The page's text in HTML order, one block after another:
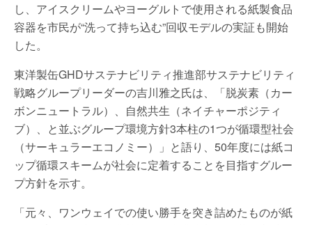
し、アイスクリームやヨーグルトで使用される紙製食品
容器を市民が“洗って持ち込む”回収モデルの実証も開始
した。
東洋製缶GHDサステナビリティ推進部サステナビリティ
戦略グループリーダーの吉川雅之氏は、「脱炭素（カー
ボンニュートラル）、自然共生（ネイチャーポジティ
ブ）、と並ぶグループ環境方針3本柱の1つが循環型社会
（サーキュラーエコノミー）」と語り、50年度には紙コ
ップ循環スキームが社会に定着することを目指すグルー
プ方針を示す。
「元々、ワンウェイでの使い勝手を突き詰めたものが紙